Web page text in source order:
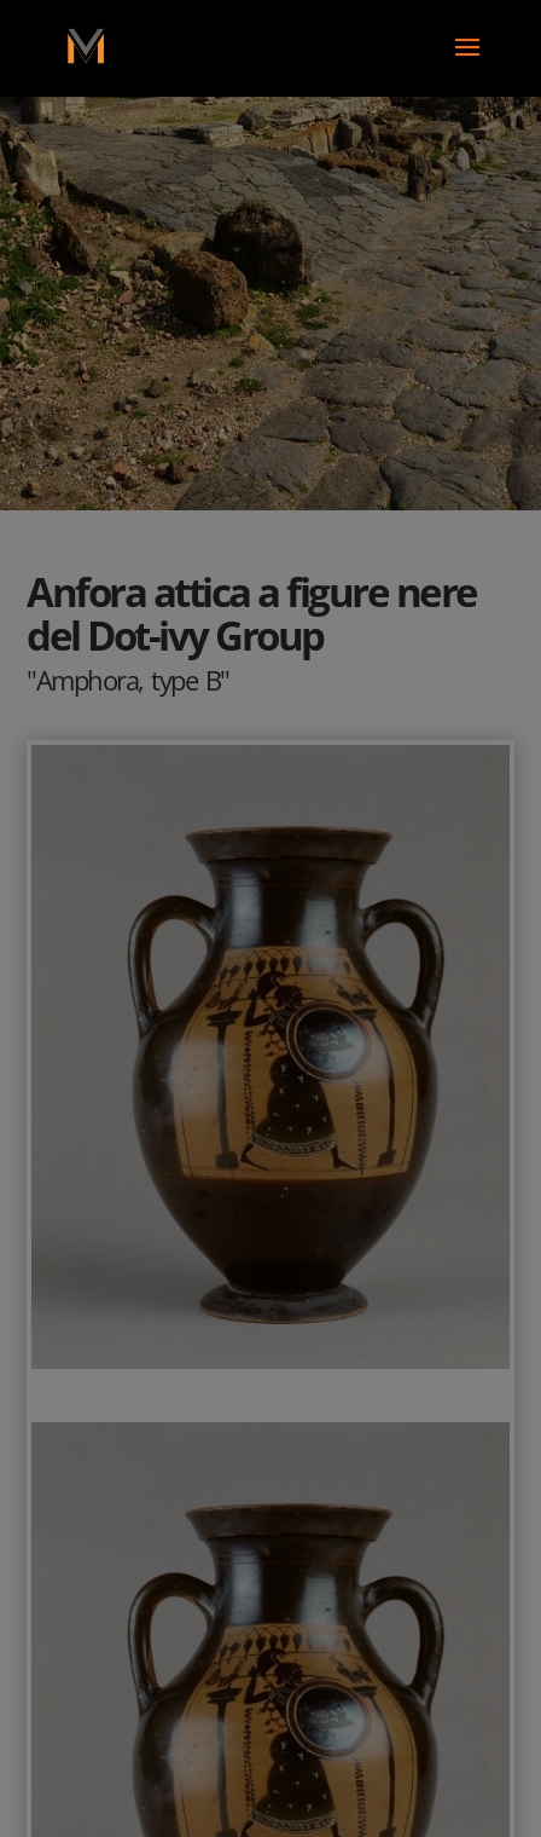
Anfora attica a figure nere
del Dot-ivy Group
"Amphora, type B"